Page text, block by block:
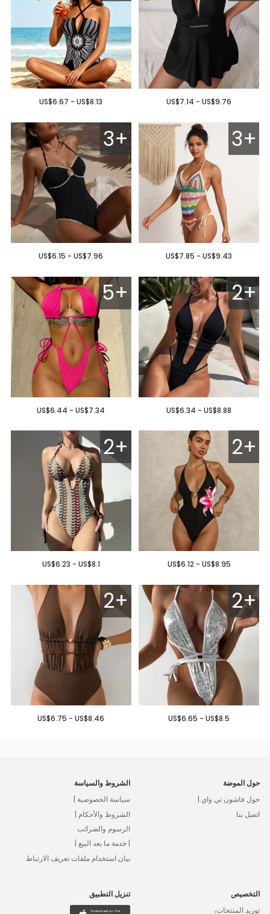
US$7.14 - US$9.76
US$6.67 - US$8.13
3+
US$7.85 - US$9.43
3+
US$6.15 - US$7.96
2+
US$6.34 - US$8.88
5+
US$6.44 - US$7.34
2+
US$6.12 - US$8.95
2+
US$6.23 - US$8.1
2+
US$6.65 - US$8.5
2+
US$6.75 - US$8.46
حول الموضة
حول فاشون تي واي |
اتصل بنا
الشروط والسياسة
سياسة الخصوصية |
الشروط والأحكام |
الرسوم والضرائب
| خدمة ما بعد البيع |
بيان استخدام ملفات تعريف الارتباط
التخصيص
توريد المنتجات،
تنزيل التطبيق